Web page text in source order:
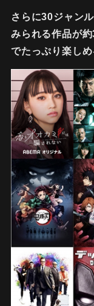
さらに30ジャン
みられる作品が
でたっぷり楽しめ